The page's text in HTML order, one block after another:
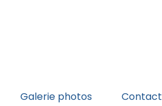
Galerie photos Contact